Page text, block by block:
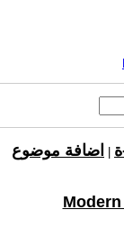
اضافة موضوع